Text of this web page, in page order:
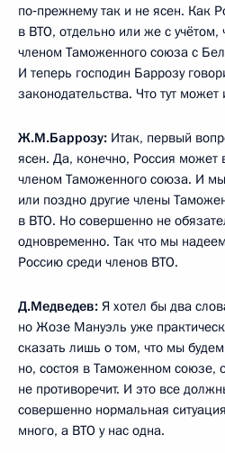
по‑прежнему так и не ясен. Как
в ВТО, отдельно или же с учётом,
членом Таможенного союза с
И теперь господин Баррозу
законодательства. Что тут
Ж.М.Баррозу: Итак, первый
ясен. Да, конечно, Россия может
членом Таможенного союза. И
или поздно другие члены
в ВТО. Но совершенно не
одновременно. Так что мы
Россию среди членов ВТО.
Д.Медведев: Я хотел бы два
но Жозе Мануэль уже
сказать лишь о том, что мы
но, состоя в Таможенном союзе,
не противоречит. И это все
совершенно нормальная
много, а ВТО у нас одна.